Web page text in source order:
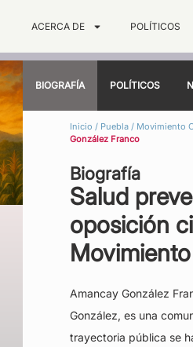
ACERCA DE POLÍTICOS
BIOGRAFÍA POLÍTICOS
Inicio / Puebla / Movimiento
González Franco
Biografía
Salud
oposición
Amancay González
González, es una
trayectoria pública se